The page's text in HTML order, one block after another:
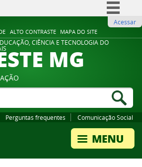
ALTO CONTRASTE MAPA DO SITE
Comunica BR
Participe
Legislação
Acessar
CIÊNCIA E TECNOLOGIA DO
MG
Perguntas frequentes Comunicação Social